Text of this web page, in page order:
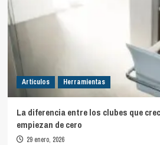
Artículos Herramientas
La diferencia entre los clubes que
empiezan de cero
29 enero, 2026